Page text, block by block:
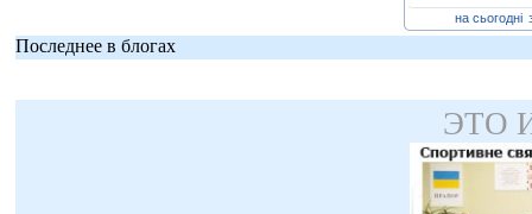
на сьогодні
Последнее в блогах
ЭТО